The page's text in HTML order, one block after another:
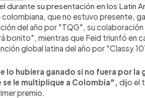
durante su presentación en los Latin
colombiana, que no estuvo presente,
del año por "TQG", su
bonito", mientras que Feid triunfó en
global latina del año por "Classy
lo hubiera ganado si no fuera por la
se le multiplique a Colombia", dijo el
premio.